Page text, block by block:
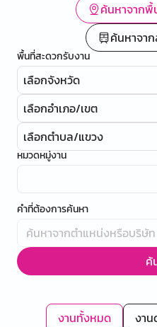
ค้นหาจากพื้
ค้นหาจา
พื้นที่สะดวกรับงาน
เลือกจังหวัด
เลือกอำเภอ/เขต
เลือกตำบล/แขวง
หมวดหมู่งาน
คำที่ต้องการค้นหา
ค้
งานทั้งหมด งาน